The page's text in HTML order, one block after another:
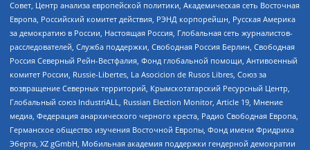
Совет, Центр анализа европейской политики, Академическая сеть Восточная
Европа, Российский комитет действия, РЭНД корпорейшн, Русская Америка
за демократию в России, Настоящая Россия, Глобальная сеть журналистов-
расследователей, Служба поддержки, Свободная Россия Берлин, Свободная
Россия Северный Рейн-Вестфалия, Фонд глобальной помощи, Антивоенный
комитет России, Russie-Libertes, La Asocicion de Rusos Libres, Союз за
возвращение Северных территорий, Крымскотатарский Ресурсный Центр,
Глобальный союз IndustriALL, Russian Election Monitor, Article 19, Мнение
медиа, Федерация анархического черного креста, Радио Свободная Европа,
Германское общество изучения Восточной Европы, Фонд имени Фридриха
Эберта, XZ gGmbH, Мобильная академия поддержки гендерной демократии